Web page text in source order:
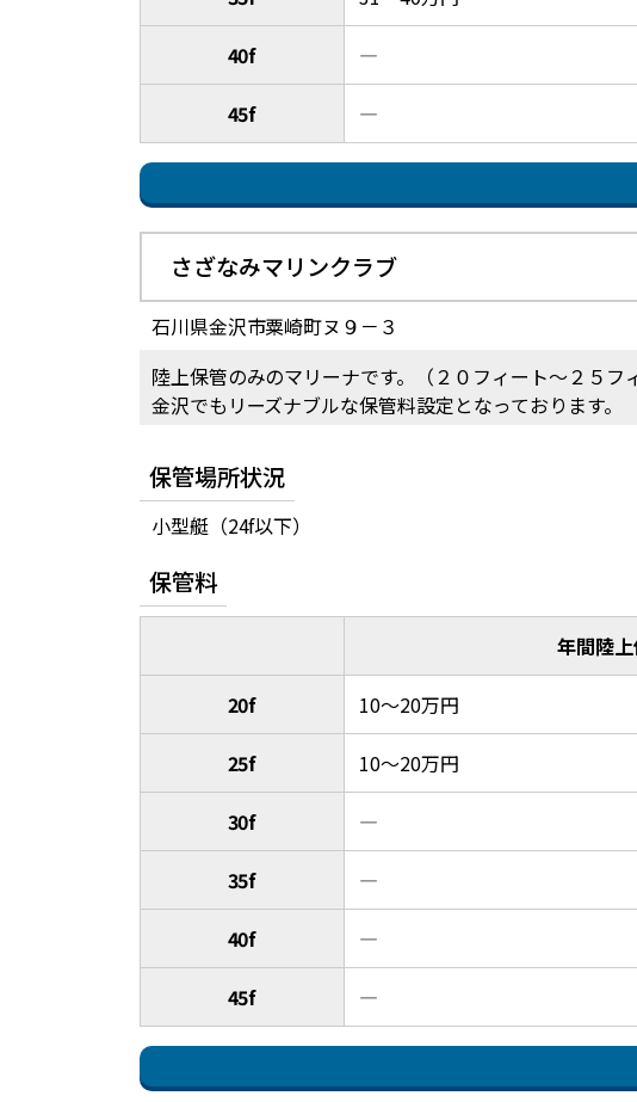
40f ―
45f ―
さざなみマリンクラブ
石川県金沢市粟崎町ヌ９－３
陸上保管のみのマリーナです。（２０フィート～２５フ
金沢でもリーズナブルな保管料設定となっております。
保管場所状況
小型艇（24f以下）
保管料
年間陸
20f 10～20万円
25f 10～20万円
30f ―
35f ―
40f ―
45f ―